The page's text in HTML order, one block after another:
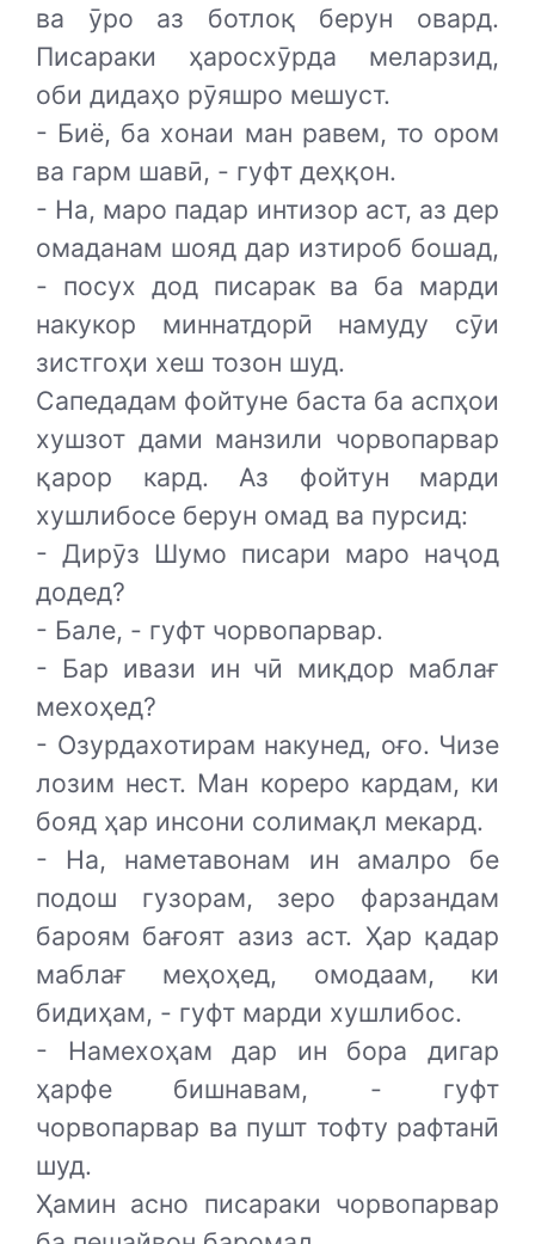
ва ӯро аз ботлоқ берун овард.
Писараки ҳаросхӯрда меларзид,
оби дидаҳо рӯяшро мешуст.
- Биё, ба хонаи ман равем, то ором
ва гарм шавӣ, - гуфт деҳқон.
- На, маро падар интизор аст, аз дер
омаданам шояд дар изтироб бошад,
- посух дод писарак ва ба марди
накукор миннатдорӣ намуду сӯи
зистгоҳи хеш тозон шуд.
Сапедадам фойтуне баста ба аспҳои
хушзот дами манзили чорвопарвар
қарор кард. Аз фойтун марди
хушлибосе берун омад ва пурсид:
- Дирӯз Шумо писари маро наҷод
додед?
- Бале, - гуфт чорвопарвар.
- Бар ивази ин чӣ миқдор маблағ
мехоҳед?
- Озурдахотирам накунед, оғо. Чизе
лозим нест. Ман кореро кардам, ки
бояд ҳар инсони солимақл мекард.
- На, наметавонам ин амалро бе
подош гузорам, зеро фарзандам
бароям бағоят азиз аст. Ҳар қадар
маблағ меҳоҳед, омодаам, ки
бидиҳам, - гуфт марди хушлибос.
- Намехоҳам дар ин бора дигар
ҳарфе бишнавам, - гуфт
чорвопарвар ва пушт тофту рафтанӣ
шуд.
Ҳамин асно писараки чорвопарвар